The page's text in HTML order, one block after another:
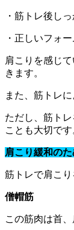
・筋トレ後し
・正しいフォ
肩こりを感じ
きます。
また、筋トレ
ただし、筋ト
ことも大切です
肩こり緩和の
筋トレで肩こ
僧帽筋
この筋肉は首